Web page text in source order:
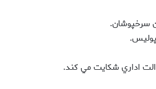
سرخپوشان.
اداري شکايت مي کند.